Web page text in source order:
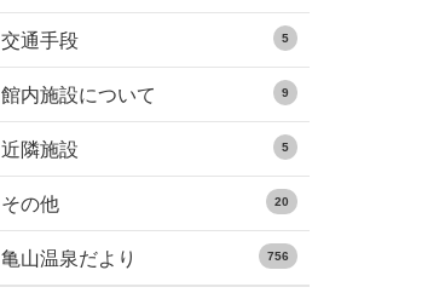
交通手段 5
館内施設について 9
近隣施設 5
その他 20
亀山温泉だより 756